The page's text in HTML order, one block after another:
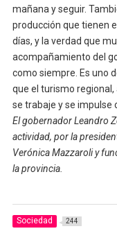
mañana y seguir.
producción que tienen
días, y la verdad que
acompañamiento del
como siempre. Es uno
que el turismo
se trabaje y se impulse
El gobernador Leandro
actividad, por la
Verónica Mazzaroli y
la provincia.
Sociedad 244